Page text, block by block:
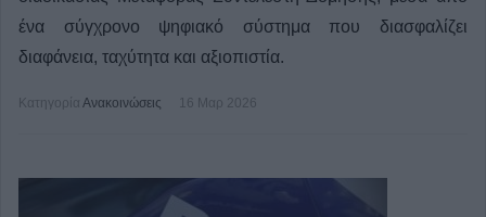
ένα σύγχρονο ψηφιακό σύστημα που διασφαλίζει
διαφάνεια, ταχύτητα και αξιοπιστία.
Κατηγορία Ανακοινώσεις 16 Μαρ 2026